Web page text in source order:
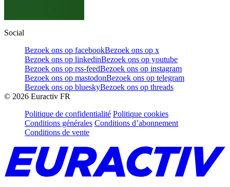
Social
Bezoek ons op facebookBezoek ons op x
Bezoek ons op linkedinBezoek ons op youtube
Bezoek ons op rss-feedBezoek ons op instagram
Bezoek ons op mastodonBezoek ons op telegram
Bezoek ons op blueskyBezoek ons op threads
© 2026 Euractiv FR
Politique de confidentialité Politique cookies
Conditions générales Conditions d’abonnement
Conditions de vente